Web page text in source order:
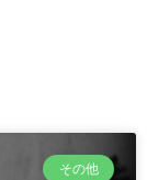
その他